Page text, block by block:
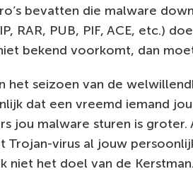
bevatten die malware
RAR, PUB, PIF, ACE, etc.)
bekend voorkomt, dan
het seizoen van de
dat een vreemd iemand
jou malware sturen is
Trojan-virus al jouw
niet het doel van de